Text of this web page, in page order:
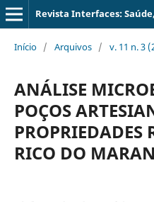
Revista Interfaces:
Início / Arquivos / v. 11 n. 3
ANÁLISE
POÇOS
PROPRIEDADES
RICO DO